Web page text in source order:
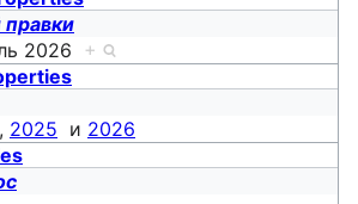
2026
+
, 2025 и 2026